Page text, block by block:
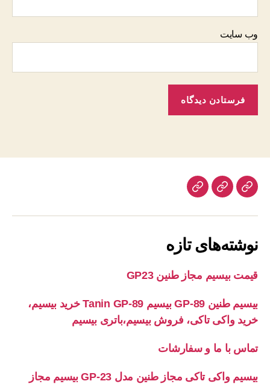
وب‌ سایت
خانه بیسیمتماس
نوشته‌های تازه
قیمت بیسیم مجاز طنین GP23
بیسیم طنین GP-89 بیسیم Tanin GP-89 خرید بیسیم،
خرید واکی تاکی، فروش بیسیم،باتری بیسیم
تماس با ما و سفارشات
بیسیم واکی تاکی مجاز طنین مدل GP-23 بیسیم مجاز